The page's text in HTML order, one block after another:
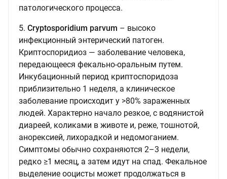
патологического процесса.
5. Cryptosporidium parvum – высоко
инфекционный энтерический патоген.
Криптоспоридиоз — заболевание человека,
передающееся фекально-оральным путем.
Инкубационный период криптоспоридоза
приблизительно 1 неделя, а клиническое
заболевание происходит у >80% зараженных
людей. Характерно начало резкое, с водянистой
диареей, коликами в животе и, реже, тошнотой,
анорексией, лихорадкой и недомоганием.
Симптомы обычно сохраняются 2–3 недели,
редко ≥1 месяц, а затем идут на спад. Фекальное
выделение ооцисты может продолжаться в